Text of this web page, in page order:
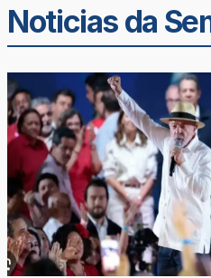
Noticias da